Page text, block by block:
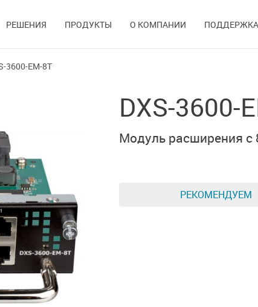
РЕШЕНИЯ ПРОДУКТЫ О КОМПАНИИ ПОДДЕРЖКА
3600-EM-8T
DXS-3600-
Модуль расширения с
РЕКОМЕНДУЕМ